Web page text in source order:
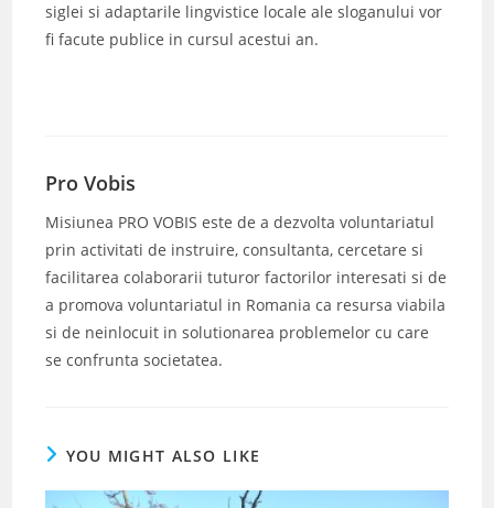
siglei si adaptarile lingvistice locale ale sloganului vor
fi facute publice in cursul acestui an.
Pro Vobis
Misiunea PRO VOBIS este de a dezvolta voluntariatul
prin activitati de instruire, consultanta, cercetare si
facilitarea colaborarii tuturor factorilor interesati si de
a promova voluntariatul in Romania ca resursa viabila
si de neinlocuit in solutionarea problemelor cu care
se confrunta societatea.
YOU MIGHT ALSO LIKE